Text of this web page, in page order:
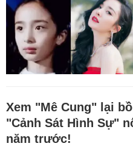
Xem "Mê Cung" lại
"Cảnh Sát Hình Sự"
năm trước!